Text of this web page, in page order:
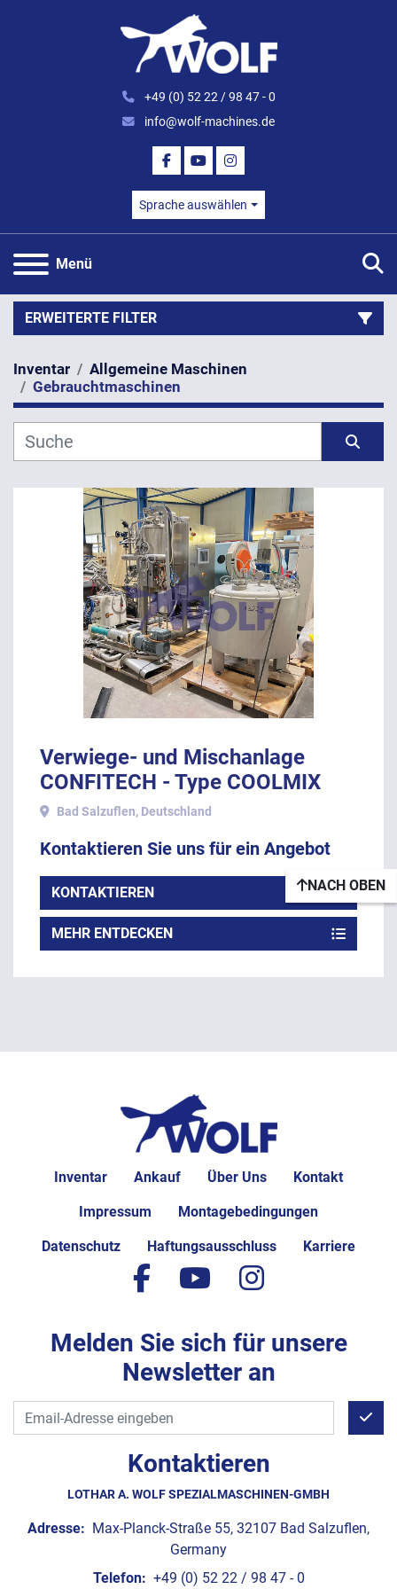
+49 (0) 52 22 / 98 47 - 0
info@wolf-machines.de
FACEBOOK
YOUTUBEINSTAGRAM
Sprache auswählen
Menü
ERWEITERTE FILTER
Kategorie
Hersteller
ANWENDEN LÖSCHEN
Inventar
Allgemeine Maschinen
Gebrauchtmaschinen
Verwiege- und Mischanlage
CONFITECH - Type COOLMIX
SL-2000, Baujahr 2015
Bad Salzuflen, Deutschland
Kontaktieren Sie uns für ein Angebot
KONTAKTIEREN
MEHR ENTDECKEN
NACH OBEN
Inventar Ankauf Über Uns Kontakt
Impressum Montagebedingungen
Datenschutz Haftungsausschluss Karriere
Kontaktieren
LOTHAR A. WOLF SPEZIALMASCHINEN-GMBH
Adresse: Max-Planck-Straße 55, 32107 Bad Salzuflen,
Germany
Telefon: +49 (0) 52 22 / 98 47 - 0
facebook
youtubeinstagram
Melden Sie sich für unsere
Newsletter an